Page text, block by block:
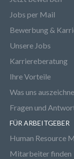
Jobs per Mail
Bewerbung &
Unsere Jobs
Karriereberatung
Ihre Vorteile
Was uns
Fragen und
FÜR ARBEITGEBER
Human Resource
Mitarbeiter finden